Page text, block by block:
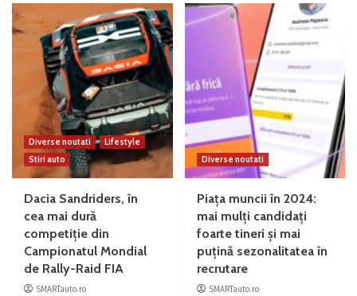
Diverse noutati
Lifestyle
Stiri auto
Dacia Sandriders, în
cea mai dură
competiție din
Campionatul Mondial
de Rally-Raid FIA
SMARTauto.ro
Diverse noutati
Piața muncii în 2024:
mai mulți candidați
foarte tineri și mai
puțină sezonalitatea în
recrutare
SMARTauto.ro